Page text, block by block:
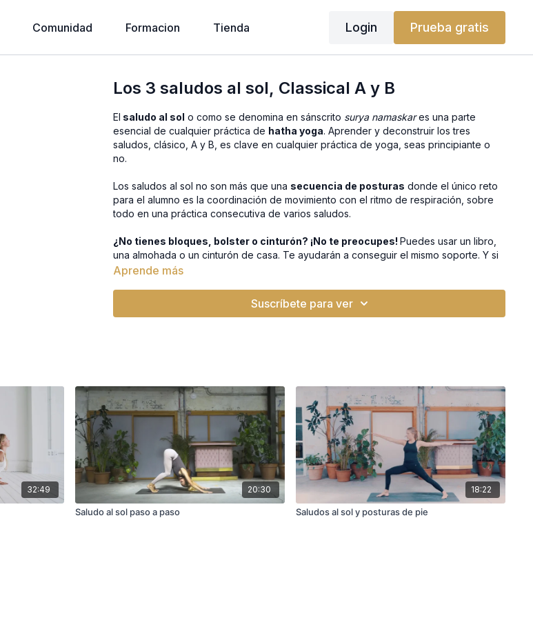
Comunidad Formacion Tienda Login Prueba gratis
Los 3 saludos al sol, Classical A y B
El saludo al sol o como se denomina en sánscrito surya namaskares una parte
esencial de cualquier práctica de hatha yoga. Aprender y deconstruir los tres
saludos, clásico, A y B, es clave en cualquier práctica de yoga, seas principiante o
no.
Los saludos al sol no son más que una secuencia de posturas donde el único reto
para el alumno es la coordinación de movimiento con el ritmo de respiración, sobre
todo en una práctica consecutiva de varios saludos.
¿No tienes bloques, bolster o cinturón? ¡No te preocupes!Puedes usar un libro,
una almohada o un cinturón de casa. Te ayudarán a conseguir el mismo soporte. Y si
lo prefieres, también puedes encontrarlos en nuestra tienda.
Aprende más
Suscríbete para ver
32:49 20:30
Saludo al sol paso a paso
18:22
Saludos al sol y posturas de pie